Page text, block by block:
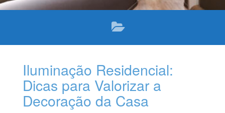
Iluminação Residencial:
Dicas para Valorizar a
Decoração da Casa